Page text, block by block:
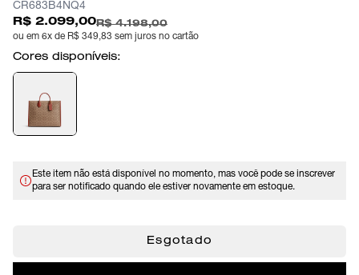
CR683B4NQ4
R$ 2.099,00R$ 4.198,00
ou em 6x de R$ 349,83 sem juros no cartão
Cores disponíveis:
Este item não está disponível no momento, mas você pode se inscrever
para ser notificado quando ele estiver novamente em estoque.
Esgotado